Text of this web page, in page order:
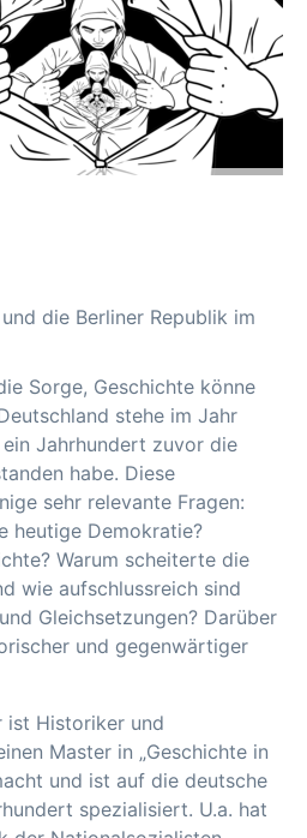
die Berliner Republik im
Sorge, Geschichte könne
stehe im Jahr
Jahrhundert zuvor die
habe. Diese
sehr relevante Fragen:
heutige Demokratie?
Warum scheiterte die
wie aufschlussreich sind
Gleichsetzungen? Darüber
und gegenwärtiger
ist Historiker und
Master in „Geschichte in
und ist auf die deutsche
spezialisiert. U.a. hat